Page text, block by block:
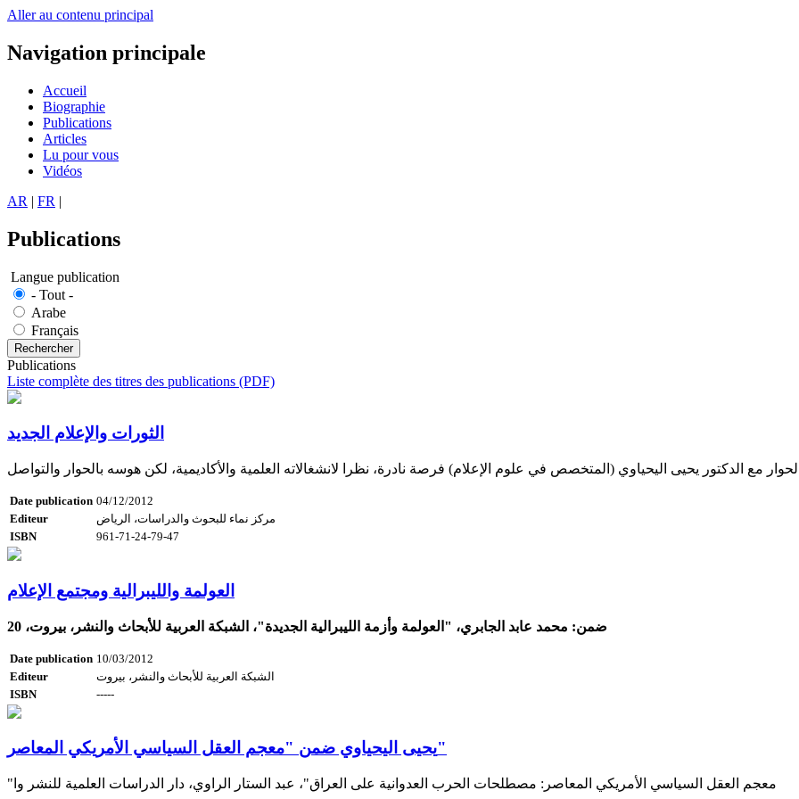
Aller au contenu principal
Navigation principale
Accueil
Biographie
Publications
Articles
Lu pour vous
Vidéos
AR | FR |
Publications
Langue publication
- Tout -
Arabe
Français
Publications
Liste complète des titres des publications (PDF)
الثورات والإعلام الجديد
مع الدكتور يحيى اليحياوي (المتخصص في علوم الإعلام) فرصة نادرة، نظرا لانشغالاته العلمية والأكاديمية، لكن هوسه بالحوار والتواصل
Date publication 04/12/2012
Editeur
مركز نماء للبحوث والدراسات، الرياض
ISBN
961-71-24-79-47
العولمة والليبرالية ومجتمع الإعلام
ضمن: محمد عابد الجابري، "العولمة وأزمة الليبرالية الجديدة"، الشبكة العربية للأبحاث والنشر، بيروت، 20
Date publication 10/03/2012
Editeur
الشبكة العربية للأبحاث والنشر، بيروت
ISBN
-----
يحيى اليحياوي ضمن "معجم العقل السياسي الأمريكي المعاصر"
"معجم العقل السياسي الأمريكي المعاصر: مصطلحات الحرب العدوانية على العراق"، عبد الستار الراوي، دار الدراسات العلمية للنشر وا